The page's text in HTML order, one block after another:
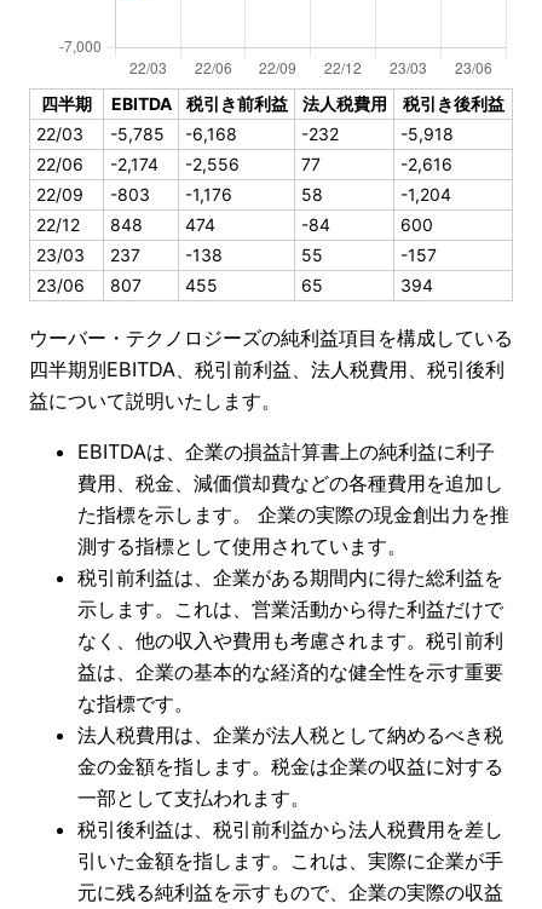
四半期 EBITDA 税引き前利益 法人税費用
税引き後利益
22/03
-5,785 -6,168 -232
-5,918
22/06
-2,174 -2,556 77
-2,616
22/09
-803 -1,176 58
-1,204
22/12
848 474 -84
600
23/03
237 -138 55
-157
23/06
807 455 65 394
ウーバー・テクノロジーズの純利益項目を構成している
四半期別EBITDA、税引前利益、法人税費用、税引後利
益について説明いたします。
EBITDAは、企業の損益計算書上の純利益に利子
費用、税金、減価償却費などの各種費用を追加し
た指標を示します。 企業の実際の現金創出力を推
測する指標として使用されています。
税引前利益は、企業がある期間内に得た総利益を
示します。これは、営業活動から得た利益だけで
なく、他の収入や費用も考慮されます。税引前利
益は、企業の基本的な経済的な健全性を示す重要
な指標です。
法人税費用は、企業が法人税として納めるべき税
金の金額を指します。税金は企業の収益に対する
一部として支払われます。
税引後利益は、税引前利益から法人税費用を差し
引いた金額を指します。これは、実際に企業が手
元に残る純利益を示すもので、企業の実際の収益